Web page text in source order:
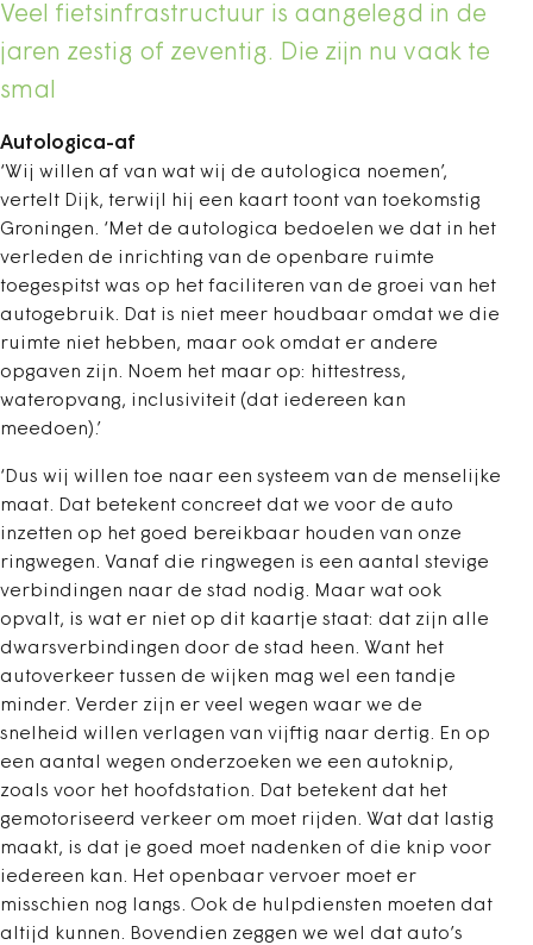
Veel fietsinfrastructuur is aangelegd in de
jaren zestig of zeventig. Die zijn nu vaak te
smal
Autologica-af
‘Wij willen af van wat wij de autologica noemen’,
vertelt Dijk, terwijl hij een kaart toont van toekomstig
Groningen. ‘Met de autologica bedoelen we dat in het
verleden de inrichting van de openbare ruimte
toegespitst was op het faciliteren van de groei van het
autogebruik. Dat is niet meer houdbaar omdat we die
ruimte niet hebben, maar ook omdat er andere
opgaven zijn. Noem het maar op: hittestress,
wateropvang, inclusiviteit (dat iedereen kan
meedoen).’
‘Dus wij willen toe naar een systeem van de menselijke
maat. Dat betekent concreet dat we voor de auto
inzetten op het goed bereikbaar houden van onze
ringwegen. Vanaf die ringwegen is een aantal stevige
verbindingen naar de stad nodig. Maar wat ook
opvalt, is wat er niet op dit kaartje staat: dat zijn alle
dwarsverbindingen door de stad heen. Want het
autoverkeer tussen de wijken mag wel een tandje
minder. Verder zijn er veel wegen waar we de
snelheid willen verlagen van vijftig naar dertig. En op
een aantal wegen onderzoeken we een autoknip,
zoals voor het hoofdstation. Dat betekent dat het
gemotoriseerd verkeer om moet rijden. Wat dat lastig
maakt, is dat je goed moet nadenken of die knip voor
iedereen kan. Het openbaar vervoer moet er
misschien nog langs. Ook de hulpdiensten moeten dat
altijd kunnen. Bovendien zeggen we wel dat auto’s